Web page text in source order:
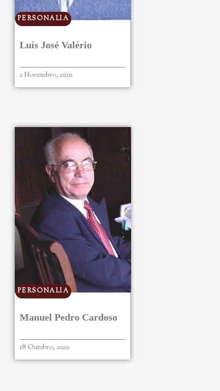
PERSONALIA
Luís José Valério
2 Novembro, 2020
PERSONALIA
Manuel Pedro Cardoso
18 Outubro, 2020